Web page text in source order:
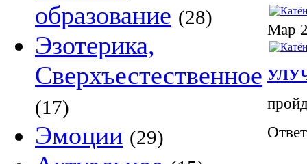
образование (28)
Эзотерика,
Сверхъестественное
(17)
Эмоции (29)
Мар